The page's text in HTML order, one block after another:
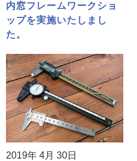
内窓フレームワークショ
ップを実施いたしまし
た。
2019年 4月 30日